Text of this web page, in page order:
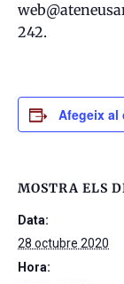
242.
Afegeix al
MOSTRA ELS
Data:
28 octubre 2020
Hora: